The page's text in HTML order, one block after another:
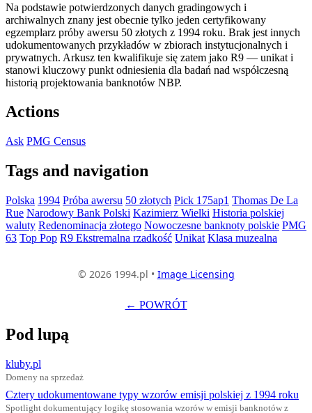
Na podstawie potwierdzonych danych gradingowych i
archiwalnych znany jest obecnie tylko jeden certyfikowany
egzemplarz próby awersu 50 złotych z 1994 roku. Brak jest innych
udokumentowanych przykładów w zbiorach instytucjonalnych i
prywatnych. Arkusz ten kwalifikuje się zatem jako R9 — unikat i
stanowi kluczowy punkt odniesienia dla badań nad współczesną
historią projektowania banknotów NBP.
Actions
Ask PMG Census
Tags and navigation
Polska 1994 Próba awersu 50 złotych Pick 175ap1 Thomas De La
Rue Narodowy Bank Polski Kazimierz Wielki Historia polskiej
waluty Redenominacja złotego Nowoczesne banknoty polskie PMG
63 Top Pop R9 Ekstremalna rzadkość Unikat Klasa muzealna
© 2026 1994.pl • Image Licensing
← POWRÓT
Pod lupą
kluby.pl
Domeny na sprzedaż
Cztery udokumentowane typy wzorów emisji polskiej z 1994 roku
Spotlight dokumentujący logikę stosowania wzorów w emisji banknotów z